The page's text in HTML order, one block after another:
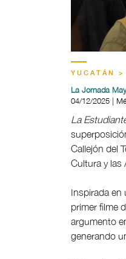
YUCATÁN
La Jornada
04/12/2025 |
La
Callejón del
Cultura y las
Inspirada en
primer filme
argumento
generando